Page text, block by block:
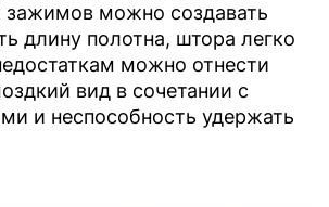
зажимов можно создавать
длину полотна, штора легко
можно отнести
вид в сочетании с
и неспособность удержать